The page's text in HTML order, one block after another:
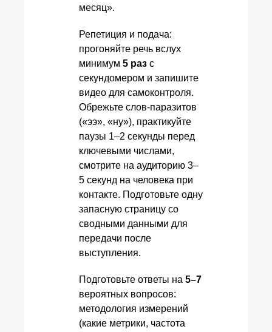
месяц».
Репетиция и подача:
прогоняйте речь вслух
минимум 5 раз с
секундомером и запишите
видео для самоконтроля.
Обрежьте слов-паразитов
(«ээ», «ну»), практикуйте
паузы 1–2 секунды перед
ключевыми числами,
смотрите на аудиторию 3–
5 секунд на человека при
контакте. Подготовьте одну
запасную страницу со
сводными данными для
передачи после
выступления.
Подготовьте ответы на 5–7
вероятных вопросов:
методология измерений
(какие метрики, частота